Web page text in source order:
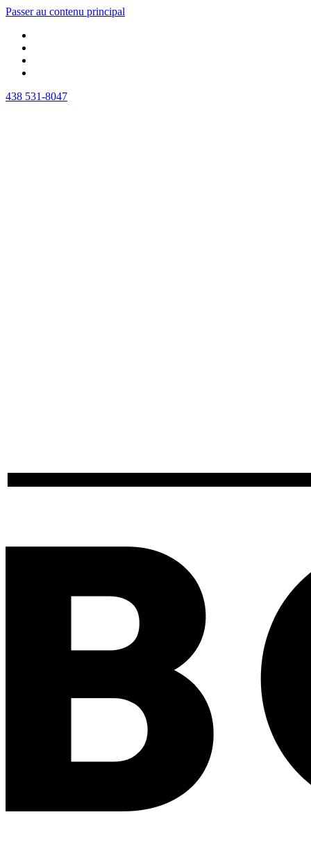
Passer au contenu principal
438 531-8047